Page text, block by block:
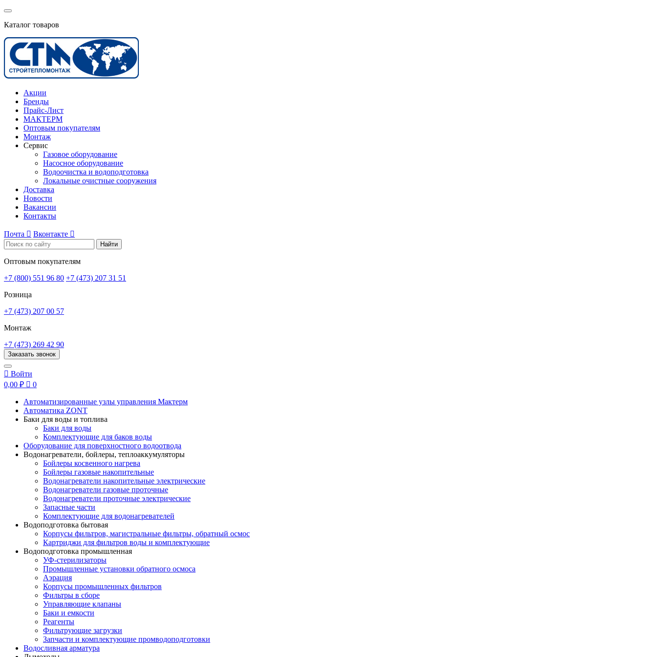
Каталог товаров
Акции
Бренды
Прайс-Лист
МАКТЕРМ
Оптовым покупателям
Монтаж
Сервис
Газовое оборудование
Насосное оборудование
Водоочистка и водоподготовка
Локальные очистные сооружения
Доставка
Новости
Вакансии
Контакты
Почта  Вконтакте 
Найти
Оптовым покупателям
+7 (800) 551 96 80 +7 (473) 207 31 51
Розница
+7 (473) 207 00 57
Монтаж
+7 (473) 269 42 90
Заказать звонок
 Войти
0,00 ₽  0
Автоматизированные узлы управления Мактерм
Автоматика ZONT
Баки для воды и топлива
Баки для воды
Комплектующие для баков воды
Оборудование для поверхностного водоотвода
Водонагреватели, бойлеры, теплоаккумуляторы
Бойлеры косвенного нагрева
Бойлеры газовые накопительные
Водонагреватели накопительные электрические
Водонагреватели газовые проточные
Водонагреватели проточные электрические
Запасные части
Комплектующие для водонагревателей
Водоподготовка бытовая
Корпусы фильтров, магистральные фильтры, обратный осмос
Картриджи для фильтров воды и комплектующие
Водоподготовка промышленная
УФ-стерилизаторы
Промышленные установки обратного осмоса
Аэрация
Корпусы промышленных фильтров
Фильтры в сборе
Управляющие клапаны
Баки и емкости
Реагенты
Фильтрующие загрузки
Запчасти и комплектующие промводоподготовки
Водосливная арматура